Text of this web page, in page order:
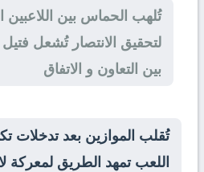
لتحقيق الانتصار تُشعل
بين التعاون و الاتفاق
اللعب تمهد الطريق لمعركة